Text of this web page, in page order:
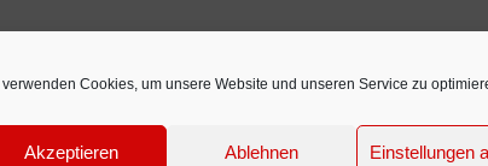
verwenden Cookies, um unsere Website und unseren Service zu
Akzeptieren Ablehnen Einstellungen